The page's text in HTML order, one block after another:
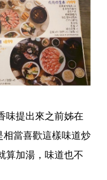
味提出來之前姊在
相當喜歡這樣味道炒
算加湯，味道也不